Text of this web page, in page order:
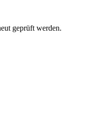
geprüft werden.